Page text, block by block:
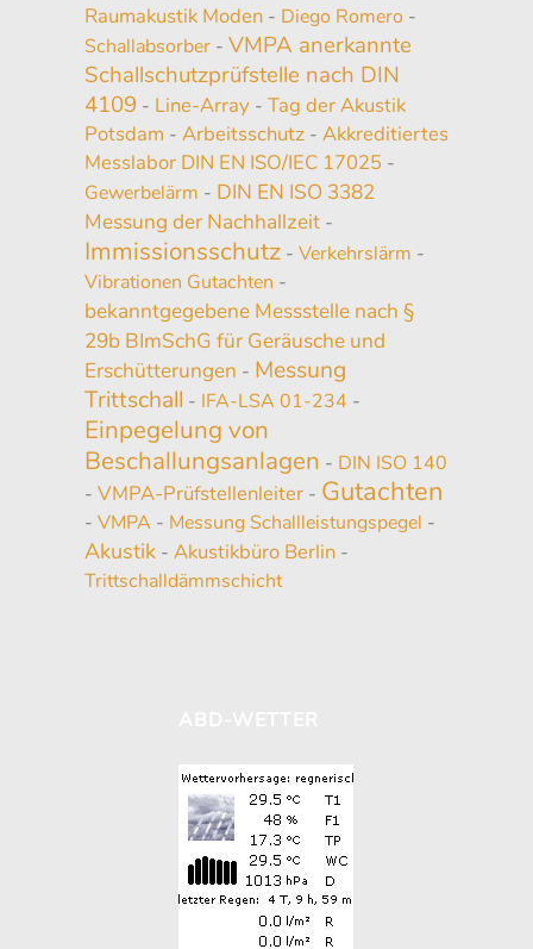
Raumakustik Moden- Diego Romero -
Schallabsorber- VMPA anerkannte
Schallschutzprüfstelle nach DIN
4109- Line-Array- Tag der Akustik
Potsdam - Arbeitsschutz- Akkreditiertes
Messlabor DIN EN ISO/IEC 17025 -
Gewerbelärm - DIN EN ISO 3382
Messung der Nachhallzeit-
Immissionsschutz- Verkehrslärm -
Vibrationen Gutachten -
bekanntgegebene Messstelle nach §
29b BImSchG für Geräusche und
Erschütterungen - Messung
Trittschall - IFA-LSA 01-234 -
Einpegelung von
Beschallungsanlagen - DIN ISO 140
- VMPA-Prüfstellenleiter- Gutachten
- VMPA - Messung Schallleistungspegel -
Akustik- Akustikbüro Berlin-
Trittschalldämmschicht